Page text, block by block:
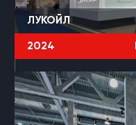
ЛУКОЙЛ
2024